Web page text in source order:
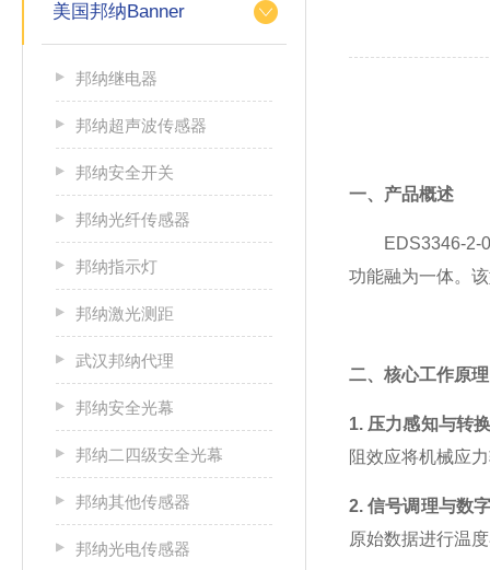
美国邦纳Banner
邦纳继电器
邦纳超声波传感器
邦纳安全开关
邦纳光纤传感器
邦纳指示灯
邦纳激光测距
武汉邦纳代理
邦纳安全光幕
邦纳二四级安全光幕
邦纳其他传感器
邦纳光电传感器
一、产品概述
EDS3346-2-
功能融为一体。
二、核心工作原理
1. 压力感知与转
阻效应将机械应
2. 信号调理与数
原始数据进行温